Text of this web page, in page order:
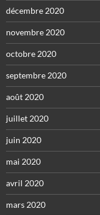
décembre 2020
novembre 2020
octobre 2020
septembre 2020
août 2020
juillet 2020
juin 2020
mai 2020
avril 2020
mars 2020